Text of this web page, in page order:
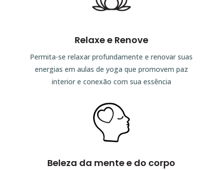
Relaxe e Renove
Permita-se relaxar profundamente e renovar suas
energias em aulas de yoga que promovem paz
interior e conexão com sua essência
Beleza da mente e do corpo